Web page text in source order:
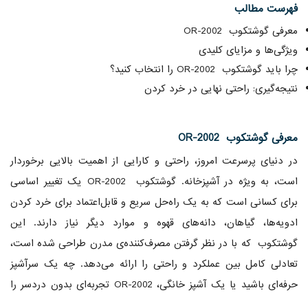
فهرست مطالب
معرفی گوشتکوب OR-2002
ویژگی‌ها و مزایای کلیدی
چرا باید گوشتکوب OR-2002 را انتخاب کنید؟
نتیجه‌گیری: راحتی نهایی در خرد کردن
معرفی گوشتکوب OR-2002
در دنیای پرسرعت امروز، راحتی و کارایی از اهمیت بالایی برخوردار
است، به ویژه در آشپزخانه. گوشتکوب OR-2002 یک تغییر اساسی
برای کسانی است که به یک راه‌حل سریع و قابل‌اعتماد برای خرد کردن
ادویه‌ها، گیاهان، دانه‌های قهوه و موارد دیگر نیاز دارند. این
گوشتکوب که با در نظر گرفتن مصرف‌کننده‌ی مدرن طراحی شده است،
تعادلی کامل بین عملکرد و راحتی را ارائه می‌دهد. چه یک سرآشپز
حرفه‌ای باشید یا یک آشپز خانگی، OR-2002 تجربه‌ای بدون دردسر را